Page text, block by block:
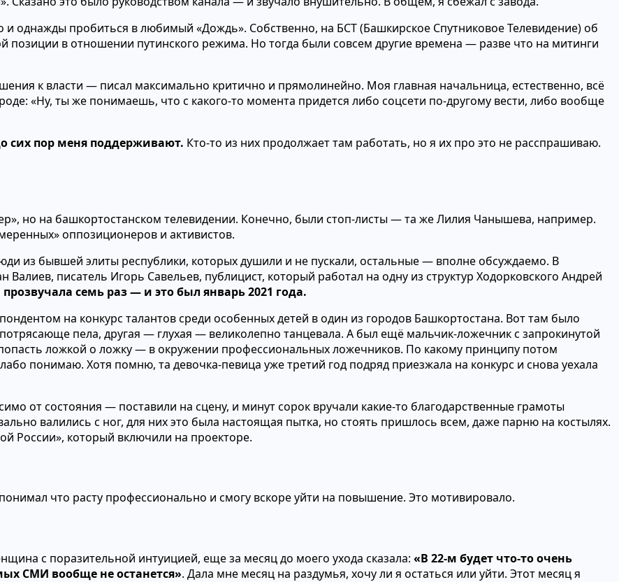
однажды пробиться в любимый «Дождь». Собственно, на БСТ (Башкирское Спутниковое Телевидение) об
позиции в отношении путинского режима. Но тогда были совсем другие времена — разве что на митинги
к власти — писал максимально критично и прямолинейно. Моя главная начальница, естественно, всё
«Ну, ты же понимаешь, что с какого-то момента придется либо соцсети по-другому вести, либо вообще
сих пор меня поддерживают. Кто-то из них продолжает там работать, но я их про это не расспрашиваю.
но на башкортостанском телевидении. Конечно, были стоп-листы — та же Лилия Чанышева, например.
оппозиционеров и активистов.
из бывшей элиты республики, которых душили и не пускали, остальные — вполне обсуждаемо. В
писатель Игорь Савельев, публицист, который работал на одну из структур Ходорковского Андрей
семь раз — и это был январь 2021 года.
на конкурс талантов среди особенных детей в один из городов Башкортостана. Вот там было
пела, другая — глухая — великолепно танцевала. А был ещё мальчик-ложечник с запрокинутой
ложкой о ложку — в окружении профессиональных ложечников. По какому принципу потом
понимаю. Хотя помню, та девочка-певица уже третий год подряд приезжала на конкурс и снова уехала
от состояния — поставили на сцену, и минут сорок вручали какие-то благодарственные грамоты
валились с ног, для них это была настоящая пытка, но стоять пришлось всем, даже парню на костылях.
России», который включили на проекторе.
что расту профессионально и смогу вскоре уйти на повышение. Это мотивировало.
с поразительной интуицией, еще за месяц до моего ухода сказала: «В 22‑м будет что-то очень
СМИ вообще не останется». Дала мне месяц на раздумья, хочу ли я остаться или уйти. Этот месяц я